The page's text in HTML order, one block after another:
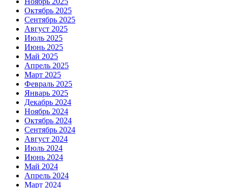
Октябрь 2025
Сентябрь 2025
Август 2025
Июль 2025
Июнь 2025
Май 2025
Апрель 2025
Март 2025
Февраль 2025
Январь 2025
Декабрь 2024
Ноябрь 2024
Октябрь 2024
Сентябрь 2024
Август 2024
Июль 2024
Июнь 2024
Май 2024
Апрель 2024
Март 2024